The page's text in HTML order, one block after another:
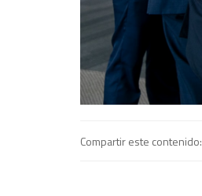
Compartir este contenido: